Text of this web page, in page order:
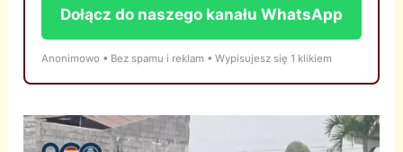
Dołącz do naszego kanału WhatsApp
Anonimowo • Bez spamu i reklam • Wypisujesz się 1 klikiem